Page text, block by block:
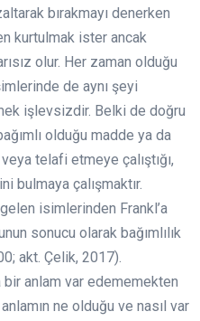
bırakmayı denerken
kurtulmak ister ancak
olur. Her zaman olduğu
de aynı şeyi
işlevsizdir. Belki de doğru
olduğu madde ya da
telafi etmeye çalıştığı,
bulmaya çalışmaktır.
isimlerinden Frankl’a
sonucu olarak bağımlılık
akt. Çelik, 2017).
anlam var edememekten
ne olduğu ve nasıl var